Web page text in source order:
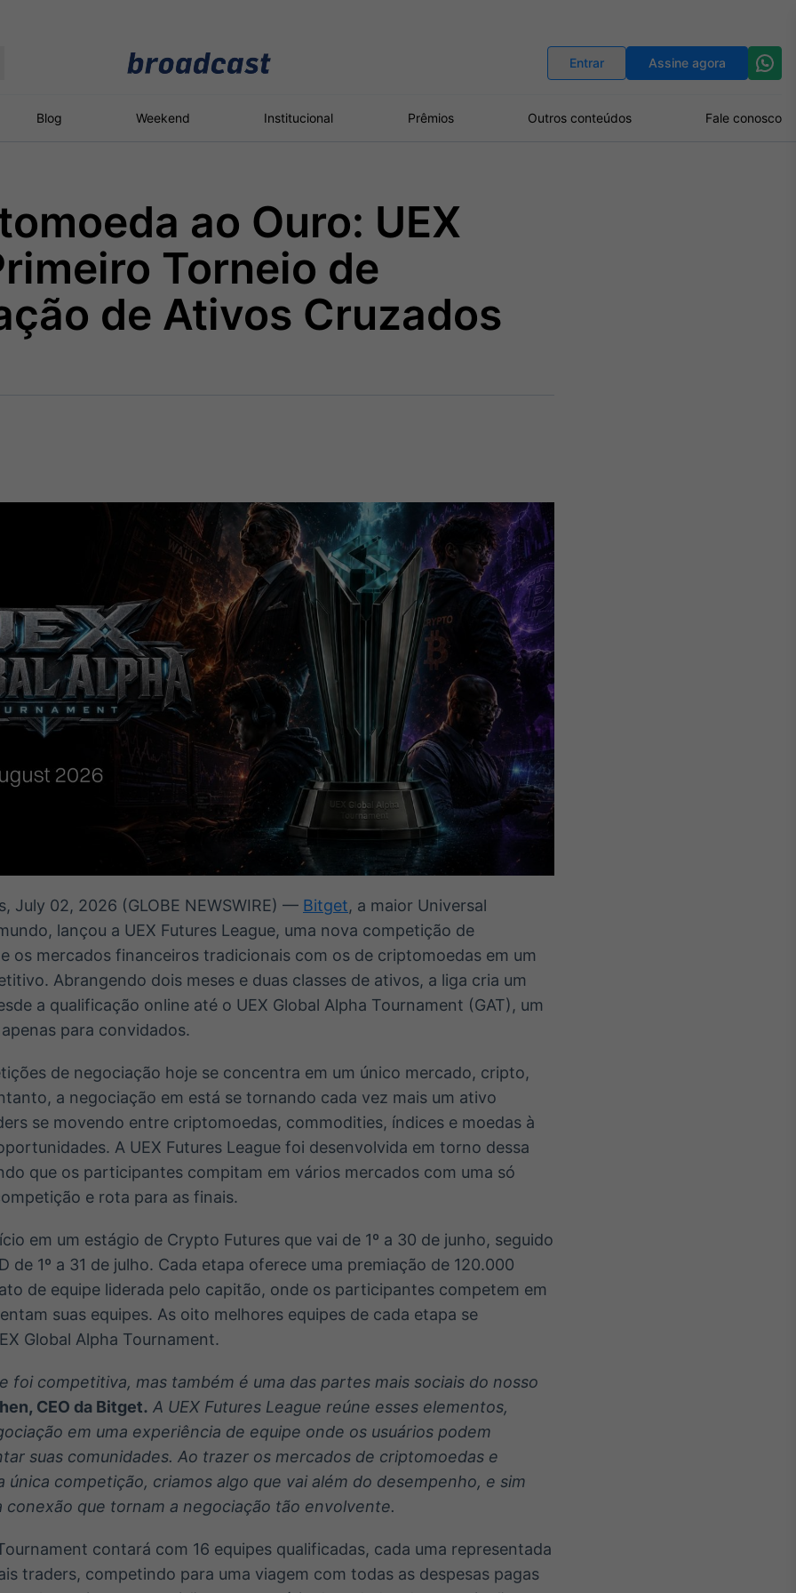
Entrar Assine agora
Blog Weekend Institucional Prêmios Outros conteúdos Fale conosco
Político
Os bastidores da
em tempo
real
Energia
O setor de
energia elétrica
no Brasil
White Label
Plataforma para
conteúdos
personalizados
Gestão de
Investimentos
Em breve
Tokenização
de ativos
Em breve
Crédito
Em breve
ao Ouro: UEX
Torneio de
de Ativos Cruzados
July 02, 2026 (GLOBE NEWSWIRE) — Bitget, a maior Universal
lançou a UEX Futures League, uma nova competição de
os mercados financeiros tradicionais com os de criptomoedas em um
Abrangendo dois meses e duas classes de ativos, a liga cria um
a qualificação online até o UEX Global Alpha Tournament (GAT), um
para convidados.
de negociação hoje se concentra em um único mercado, cripto,
a negociação em está se tornando cada vez mais um ativo
se movendo entre criptomoedas, commodities, índices e moedas à
A UEX Futures League foi desenvolvida em torno dessa
que os participantes compitam em vários mercados com uma só
e rota para as finais.
em um estágio de Crypto Futures que vai de 1º a 30 de junho, seguido
de 1º a 31 de julho. Cada etapa oferece uma premiação de 120.000
de equipe liderada pelo capitão, onde os participantes competem em
suas equipes. As oito melhores equipes de cada etapa se
Global Alpha Tournament.
foi competitiva, mas também é uma das partes mais sociais do nosso
CEO da Bitget. A UEX Futures League reúne esses elementos,
em uma experiência de equipe onde os usuários podem
suas comunidades. Ao trazer os mercados de criptomoedas e
única competição, criamos algo que vai além do desempenho, e sim
conexão que tornam a negociação tão envolvente.
contará com 16 equipes qualificadas, cada uma representada
traders, competindo para uma viagem com todas as despesas pagas